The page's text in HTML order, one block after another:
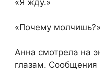
«Я жду.»
«Почему молчишь?»
Анна смотрела на
глазам.